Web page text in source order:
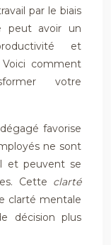
par le biais
peut avoir un
et
Voici comment
votre
favorise
ne sont
et peuvent se
Cette clarté
clarté mentale
décision plus